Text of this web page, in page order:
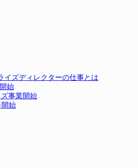
イズディレクターの仕事とは
始
事業開始
始